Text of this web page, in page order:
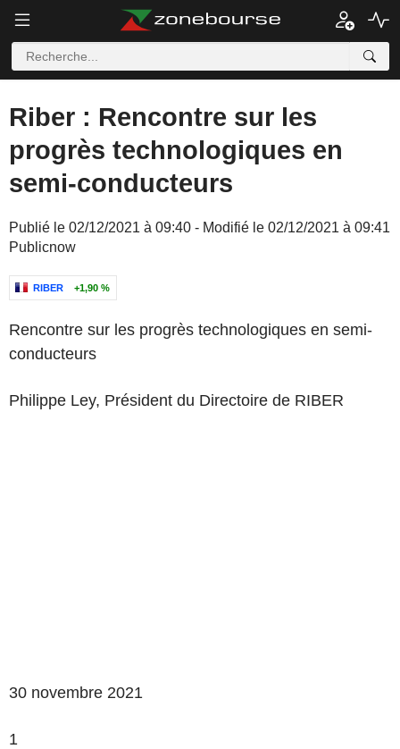
Riber : Rencontre sur les
progrès technologiques en
semi-conducteurs
Publié le 02/12/2021 à 09:40 - Modifié le 02/12/2021 à 09:41
Publicnow
RIBER +1,90 %
Rencontre sur les progrès technologiques en semi-
conducteurs
Philippe Ley, Président du Directoire de RIBER
30 novembre 2021
1